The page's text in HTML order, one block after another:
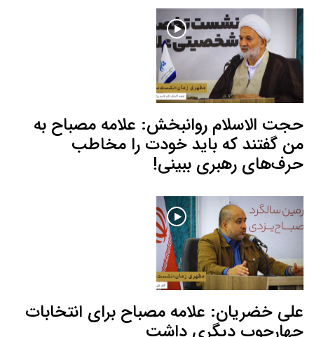
حجت الاسلام روانبخش: علامه مصباح به
من گفتند که باید خودت را مخاطب
حرف‌های رهبری ببینی!
علی خضریان: علامه مصباح برای انتخابات